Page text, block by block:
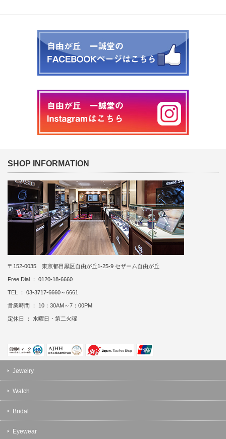
SHOP INFORMATION
〒152-0035 東京都目黒区自由が丘1-25-9 セザーム自由が丘
Free Dial ： 0120-18-6660
TEL ： 03-3717-6660～6661
営業時間 ： 10：30AM～7：00PM
定休日 ： 水曜日・第二火曜
Jewelry
Watch
Bridal
Eyewear